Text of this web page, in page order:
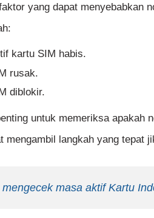
yang dapat menyebabkan
kartu SIM habis.
rusak.
diblokir.
untuk memeriksa apakah
mengambil langkah yang tepat
mengecek masa aktif Kartu